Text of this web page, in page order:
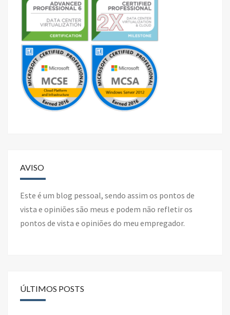
AVISO
Este é um blog pessoal, sendo assim os pontos de
vista e opiniões são meus e podem não refletir os
pontos de vista e opiniões do meu empregador.
ÚLTIMOS POSTS